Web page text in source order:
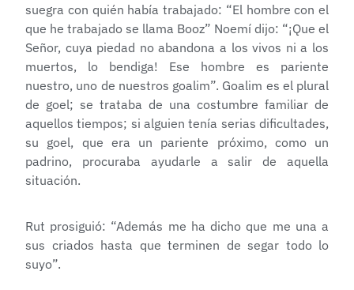
suegra con quién había trabajado: “El hombre con el
que he trabajado se llama Booz” Noemí dijo: “¡Que el
Señor, cuya piedad no abandona a los vivos ni a los
muertos, lo bendiga! Ese hombre es pariente
nuestro, uno de nuestros goalim”. Goalim es el plural
de goel; se trataba de una costumbre familiar de
aquellos tiempos; si alguien tenía serias dificultades,
su goel, que era un pariente próximo, como un
padrino, procuraba ayudarle a salir de aquella
situación.
Rut prosiguió: “Además me ha dicho que me una a
sus criados hasta que terminen de segar todo lo
suyo”.